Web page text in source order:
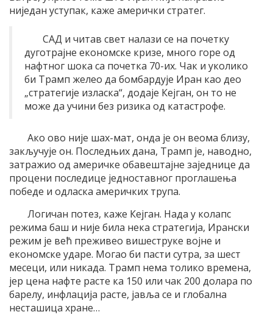
ниједан уступак, каже амерички стратег.
САД и читав свет налази се на почетку
дуготрајне економске кризе, много горе од
нафтног шока са почетка 70-их. Чак и уколико
би Трамп желео да бомбардује Иран као део
„стратегије изласка“, додаје Кејган, он то не
може да учини без ризика од катастрофе.
Ако ово није шах-мат, онда је он веома близу,
закључује он. Последњих дана, Трамп је, наводно,
затражио од америчке обавештајне заједнице да
процени последице једноставног проглашења
победе и одласка америчких трупа.
Логичан потез, каже Кејган. Нада у колапс
режима баш и није била нека стратегија, Ирански
режим је већ преживео вишеструке војне и
економске ударе. Могао би пасти сутра, за шест
месеци, или никада. Трамп нема толико времена,
јер цена нафте расте ка 150 или чак 200 долара по
барелу, инфлација расте, јавља се и глобална
несташица хране…